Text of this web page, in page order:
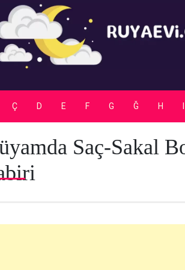
Ç D E F G Ğ H
Saç-Sakal